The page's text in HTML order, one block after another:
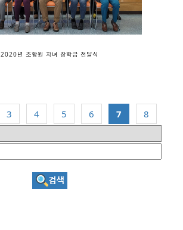
2020년 조합원 자녀 장학금 전달식
3 4 5 6 7 8